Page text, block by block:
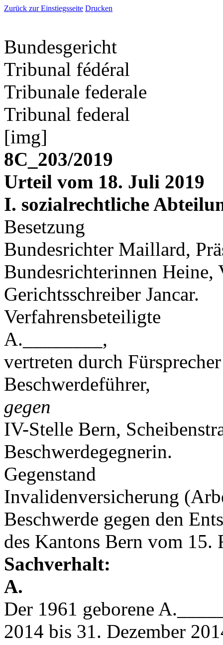
Zurück zur Einstiegsseite Drucken
Bundesgericht
Tribunal fédéral
Tribunale federale
Tribunal federal
[img]
8C_203/2019
Urteil vom 18. Juli 2019
I. sozialrechtliche
Besetzung
Bundesrichter Maillard,
Bundesrichterinnen Heine,
Gerichtsschreiber Jancar.
Verfahrensbeteiligte
A.________,
vertreten durch
Beschwerdeführer,
gegen
IV-Stelle Bern,
Beschwerdegegnerin.
Gegenstand
Invalidenversicherung
Beschwerde gegen den
des Kantons Bern vom
Sachverhalt:
A.
Der 1961 geborene
2014 bis 31. Dezember